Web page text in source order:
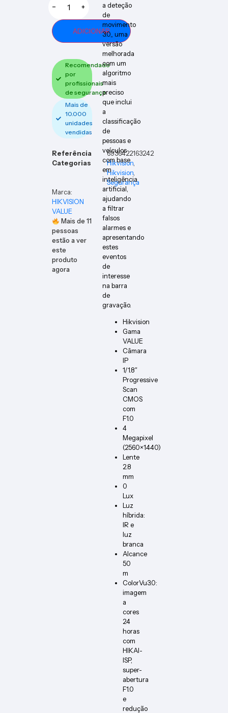
− +
ADICIONAR
Recomendado
por
profissionais
de segurança
Mais de
10.000
unidades
vendidas
Referência
6936422163242
Categorias
Hikvision,
Hikvision,
Segurança
Marca:
HIKVISION
VALUE
Mais de11
pessoas
estão a ver
este
produto
agora
a deteção
de
movimento
3.0,, uma
versão
melhorada
com um
algoritmo
mais
preciso
que inclui
a
classificação
de
pessoas e
veículos
com base
em
inteligência
artificial,
ajudando
a filtrar
falsos
alarmes e
apresentando
estes
eventos
de
interesse
na barra
de
gravação.
Hikvision
Gama
VALUE
Câmara
IP
1/1.8″
Progressive
Scan
CMOS
com
F1.0
4
Megapixel
(2560×1440)
Lente
2.8
mm
0
Lux
Luz
híbrida:
IR e
luz
branca
Alcance
50
m
ColorVu3.0:
imagem
a
cores
24
horas
com
HIKAI-
ISP,
super-
abertura
F1.0
e
redução